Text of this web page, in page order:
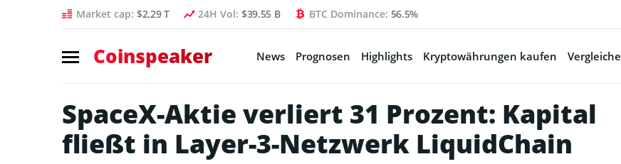
Market cap: $2.29 T 24H Vol: $39.55 B BTC Dominance: 56.5%
Coinspeaker News Prognosen Highlights Kryptowährungen kaufen Vergleiche
SpaceX-Aktie verliert 31 Prozent: Kapital
fließt in Layer-3-Netzwerk LiquidChain